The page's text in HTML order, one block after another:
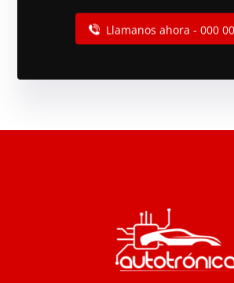
Llamanos ahora - 000